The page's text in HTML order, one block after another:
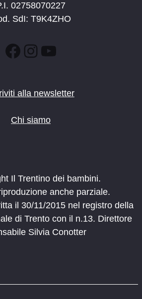
02758070227
SdI: T9K4ZHO
Facebook
Instagram
YouTube
alla newsletter
Chi siamo
Il Trentino dei bambini.
anche parziale.
il 30/11/2015 nel registro della
di Trento con il n.13. Direttore
Silvia Conotter